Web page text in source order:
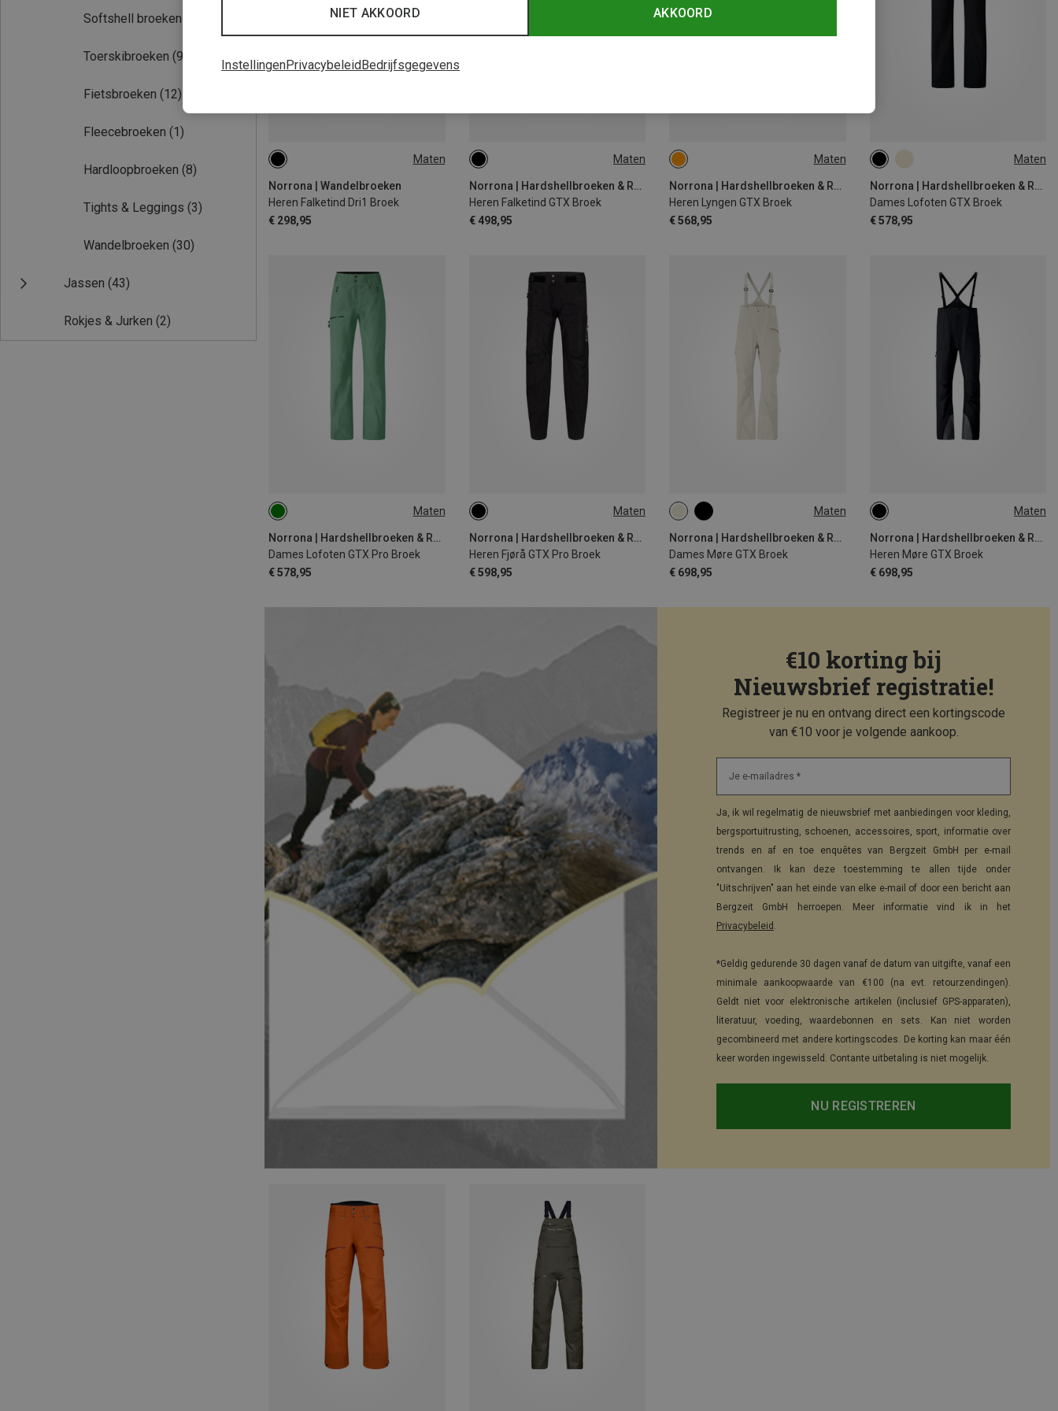
Softshell broeken
Toerskibroeken (9)
Fietsbroeken (12)
Fleecebroeken (1)
Hardloopbroeken (8)
Tights & Leggings (3)
Wandelbroeken (30)
Jassen (43)
Rokjes & Jurken (2)
Maten
Norrona | Wandelbroeken
Heren Falketind Dri1 Broek
€ 298,95
S Maten
Norrona | Hardshellbroeken & Regenbroeken
Heren Falketind GTX Broek
€ 498,95
S Maten
Norrona | Hardshellbroeken & Regenbroeken
Heren Lyngen GTX Broek
€ 568,95
M Maten
Norrona | Hardshellbroeken & Regenbroeken
Dames Lofoten GTX Broek
€ 578,95
S
Maten
Norrona | Hardshellbroeken & Regenbroeken
Dames Lofoten GTX Pro Broek
€ 578,95
XS Maten
Norrona | Hardshellbroeken & Regenbroeken
Heren Fjørå GTX Pro Broek
€ 598,95
S Maten
Norrona | Hardshellbroeken & Regenbroeken
Dames Møre GTX Broek
€ 698,95
XS S Maten
Norrona | Hardshellbroeken & Regenbroeken
Heren Møre GTX Broek
€ 698,95
S
€10 korting bij
Nieuwsbrief registratie!
Registreer je nu en ontvang direct een kortingscode
van €10 voor je volgende aankoop.
Je e-mailadres *
Ja, ik wil regelmatig de nieuwsbrief met aanbiedingen voor kleding,
bergsportuitrusting, schoenen, accessoires, sport, informatie over
trends en af en toe enquêtes van Bergzeit GmbH per e-mail
ontvangen. Ik kan deze toestemming te allen tijde onder
"Uitschrijven" aan het einde van elke e-mail of door een bericht aan
Bergzeit GmbH herroepen. Meer informatie vind ik in het
Privacybeleid .
*Geldig gedurende 30 dagen vanaf de datum van uitgifte, vanaf een
minimale aankoopwaarde van €100 (na evt. retourzendingen).
Geldt niet voor elektronische artikelen (inclusief GPS-apparaten),
literatuur, voeding, waardebonnen en sets. Kan niet worden
gecombineerd met andere kortingscodes. De korting kan maar één
keer worden ingewisseld. Contante uitbetaling is niet mogelijk.
NU REGISTREREN
AKKOORD
NIET AKKOORD
InstellingenPrivacybeleidBedrijfsgegevens